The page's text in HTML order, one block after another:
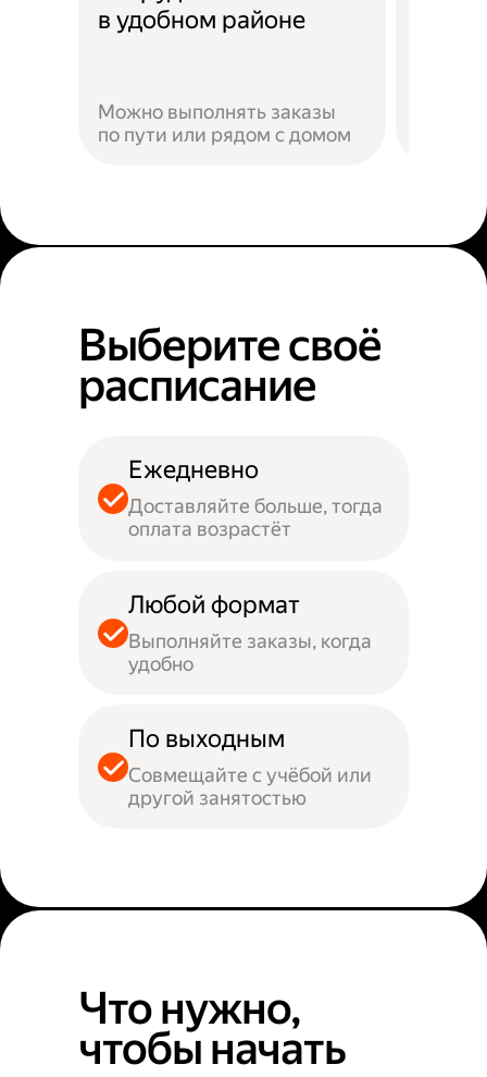
в удобном районе
Можно выполнять заказы
по пути или рядом с домом
Выберите своё
расписание
Ежедневно
Доставляйте больше, тогда
оплата возрастёт
Любой формат
Выполняйте заказы, когда
удобно
По выходным
Совмещайте с учёбой или
другой занятостью
Что нужно,
чтобы начать